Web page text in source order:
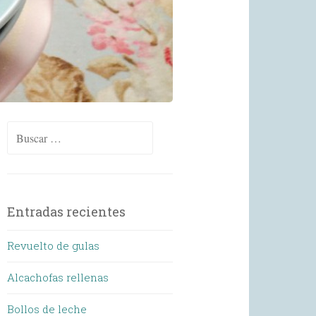
Buscar:
Entradas recientes
Revuelto de gulas
Alcachofas rellenas
Bollos de leche